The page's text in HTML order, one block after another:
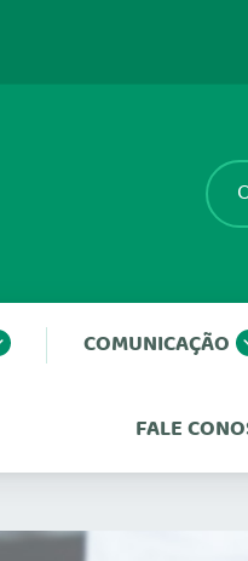
COMUNICAÇÃO
FALE